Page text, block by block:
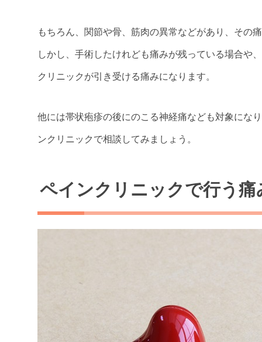
もちろん、関節や骨、筋肉の異常などがあり、その
しかし、手術したけれども痛みが残っている場合や
クリニックが引き受ける痛みになります。
他には帯状疱疹の後にのこる神経痛なども対象にな
ンクリニックで相談してみましょう。
ペインクリニックで行う